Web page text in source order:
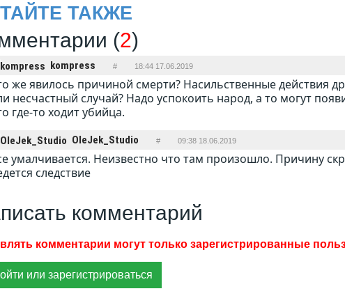
ТАКЖЕ
(2)
kompress # 18:44 17.06.2019
же явилось причиной смерти? Насильственные действия
несчастный случай? Надо успокоить народ, а то могут
где-то ходит убийца.
OleJek_Studio # 09:38 18.06.2019
умалчивается. Неизвестно что там произошло. Причину
следствие
комментарий
или зарегистрироваться